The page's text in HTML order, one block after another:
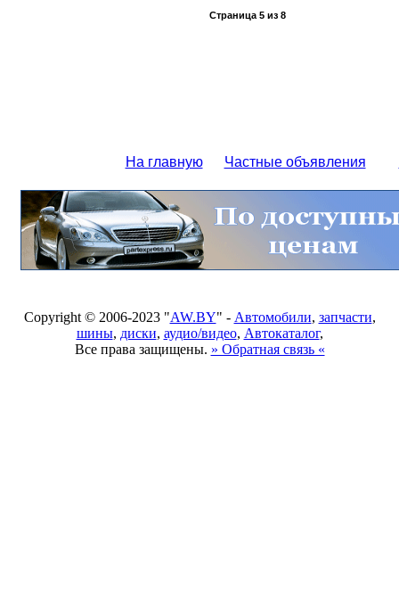
Страница 5из 8
На главную Частные объявления
Copyright © 2006-2023 "AW.BY" - Автомобили, запчасти,
шины, диски, аудио/видео, Автокаталог,
Все права защищены. » Обратная связь «